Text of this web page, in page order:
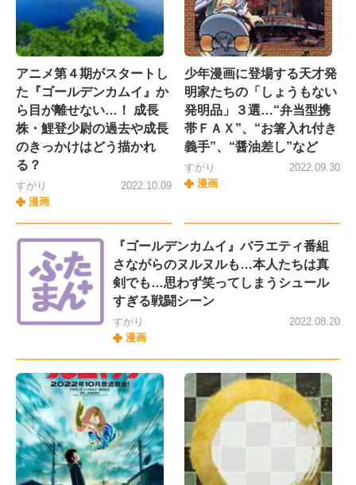
アニメ第４期がスタートし
た『ゴールデンカムイ』か
ら目が離せない…！ 成長
株・鯉登少尉の過去や成長
のきっかけはどう描かれ
る？
すがり
漫画
2022.10.09
少年漫画に登場する天才発
明家たちの「しょうもない
発明品」３選…“弁当型携
帯ＦＡＸ”、“お箸入れ付き
義手”、“醤油差し”など
すがり
漫画
2022.09.30
『ゴールデンカムイ』バラエティ番組
さながらのヌルヌルも…本人たちは真
剣でも…思わず笑ってしまうシュール
すぎる戦闘シーン
すがり
漫画
2022.08.20